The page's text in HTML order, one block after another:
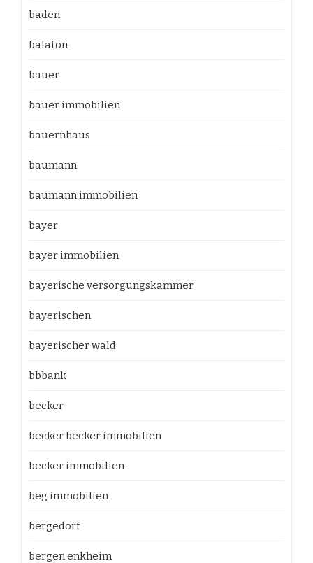
baden
balaton
bauer
bauer immobilien
bauernhaus
baumann
baumann immobilien
bayer
bayer immobilien
bayerische versorgungskammer
bayerischen
bayerischer wald
bbbank
becker
becker becker immobilien
becker immobilien
beg immobilien
bergedorf
bergen enkheim